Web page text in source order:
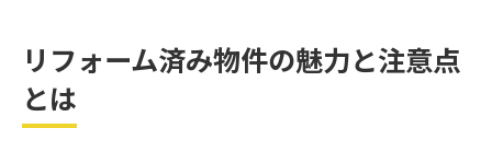
リフォーム済み物件の魅力と注意点
とは